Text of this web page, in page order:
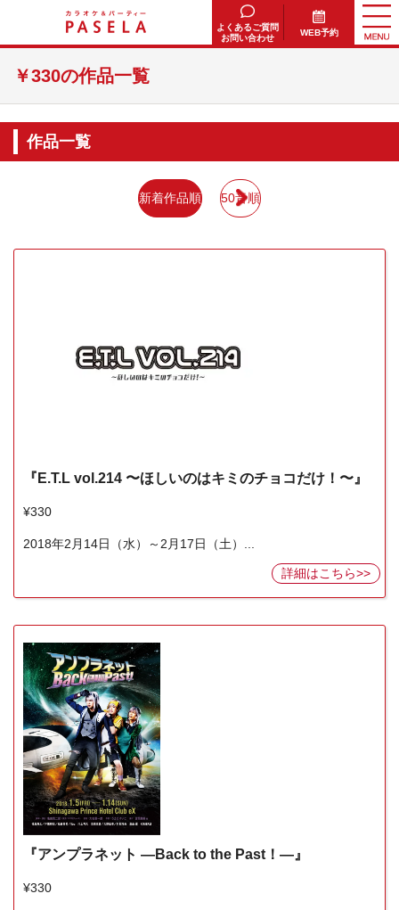
よくあるご質問
お問い合わせ
WEB予約
￥330の作品一覧
作品一覧
新着作品順 50音順
『E.T.L vol.214 〜ほしいのはキミのチョコだけ！〜』
¥330
2018年2月14日（水）～2月17日（土）...
詳細はこちら>>
『アンプラネット ―Back to the Past！―』
¥330